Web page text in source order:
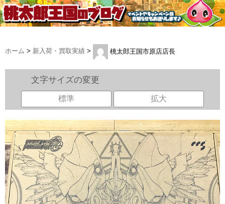
ホーム > 新入荷・買取実績 > 桃太郎王国市原店店長
文字サイズの変更
標準 拡大